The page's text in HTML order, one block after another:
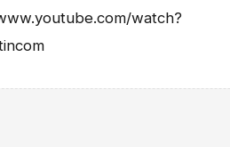
watch?